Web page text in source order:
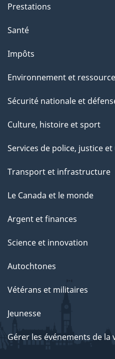
Prestations
Santé
Impôts
Environnement et
Sécurité nationale et
Culture, histoire et sport
Services de police, justice
Transport et infrastructure
Le Canada et le monde
Argent et finances
Science et innovation
Autochtones
Vétérans et militaires
Jeunesse
Gérer les événements de la